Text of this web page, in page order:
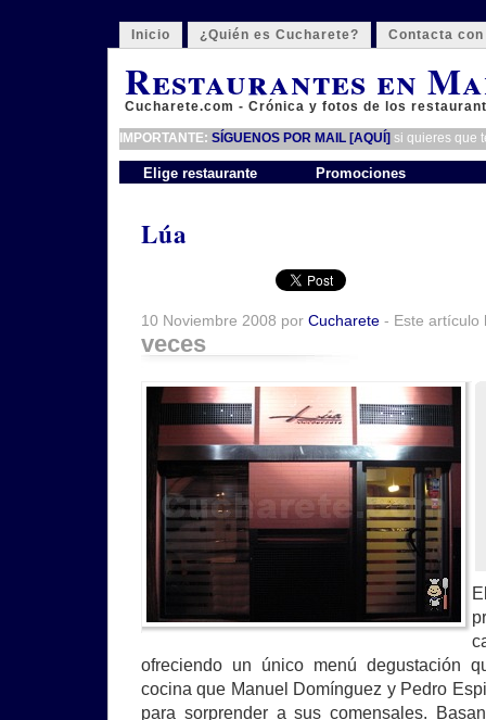
Inicio ¿Quién es Cucharete? Contacta
Restaurantes en
Cucharete.com - Crónica y fotos de los
IMPORTANTE: SÍGUENOS POR MAIL [AQUÍ] si quieres que
Elige restaurante Promociones
Lúa
10 Noviembre 2008 por Cucharete - Este
veces
ofreciendo un único menú degustación
cocina que Manuel Domínguez y Pedro
para sorprender a sus comensales.